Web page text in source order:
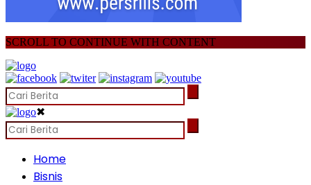
SCROLL TO CONTINUE WITH CONTENT
✖
Home
Bisnis